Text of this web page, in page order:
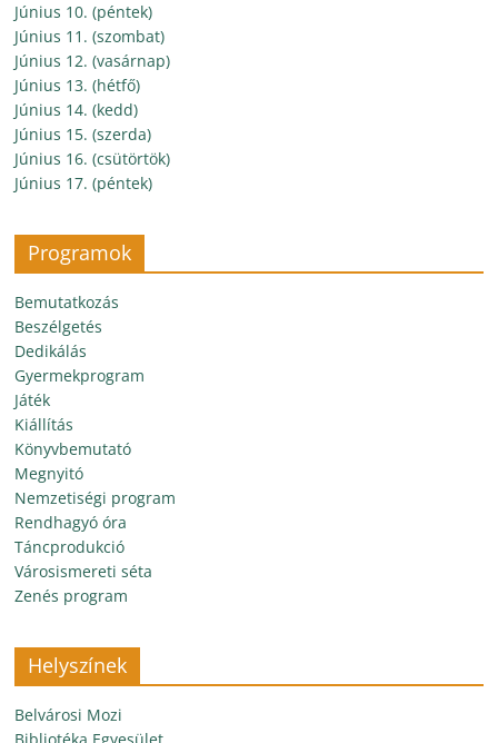
Június 10. (péntek)
Június 11. (szombat)
Június 12. (vasárnap)
Június 13. (hétfő)
Június 14. (kedd)
Június 15. (szerda)
Június 16. (csütörtök)
Június 17. (péntek)
Programok
Bemutatkozás
Beszélgetés
Dedikálás
Gyermekprogram
Játék
Kiállítás
Könyvbemutató
Megnyitó
Nemzetiségi program
Rendhagyó óra
Táncprodukció
Városismereti séta
Zenés program
Helyszínek
Belvárosi Mozi